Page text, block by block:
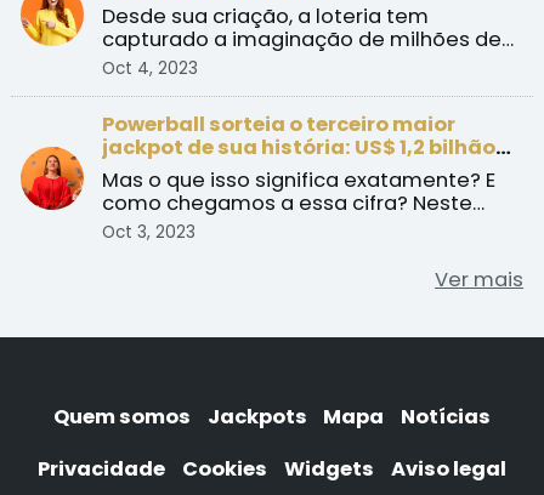
Desde sua criação, a loteria tem
capturado a imaginação de milhões de
pessoas com seus prêmios m ...
Oct 4, 2023
Powerball sorteia o terceiro maior
jackpot de sua história: US$ 1,2 bilhão
nesta quarta-feira
Mas o que isso significa exatamente? E
como chegamos a essa cifra? Neste
artigo, exploraremos es ...
Oct 3, 2023
Ver mais
Quem somos Jackpots Mapa
Notícias
Privacidade
Cookies Widgets
Aviso legal